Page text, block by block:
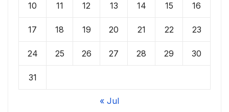
10 11 12 13 14 15 16
17 18 19 20 21 22 23
24 25 26 27 28 29 30
31
« Jul